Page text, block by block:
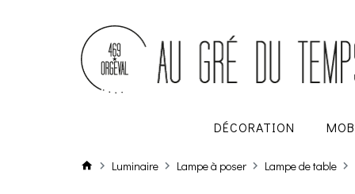
DÉCORATION
Luminaire Lampe à poser Lampe de table